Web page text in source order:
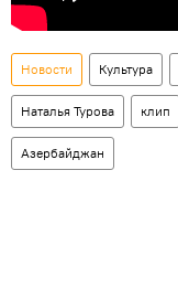
Новости Культура
Наталья Турова клип
Азербайджан